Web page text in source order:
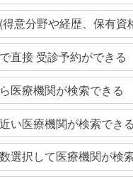
意分野や経歴、保有資
直接 受診予約ができる
医療機関が検索できる
い医療機関が検索できる
選択して医療機関が検